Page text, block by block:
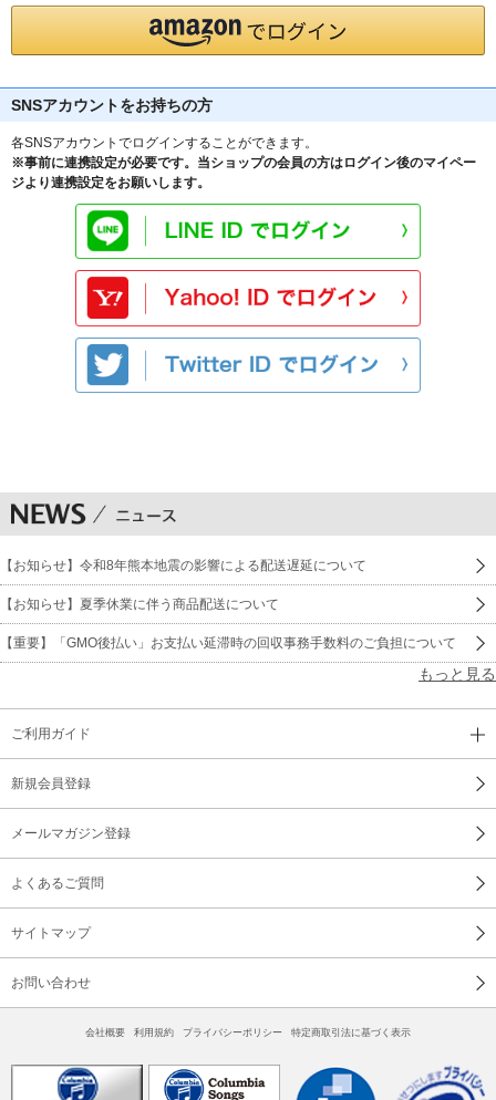
SNSアカウントをお持ちの方
各SNSアカウントでログインすることができます。
※事前に連携設定が必要です。当ショップの会員の方はログイン後のマイペー
ジより連携設定をお願いします。
【お知らせ】令和8年熊本地震の影響による配送遅延について
【お知らせ】夏季休業に伴う商品配送について
【重要】「GMO後払い」お支払い延滞時の回収事務手数料のご負担について
もっと見る
ご利用ガイド
新規会員登録
メールマガジン登録
よくあるご質問
サイトマップ
お問い合わせ
会社概要 利用規約 プライバシーポリシー 特定商取引法に基づく表示